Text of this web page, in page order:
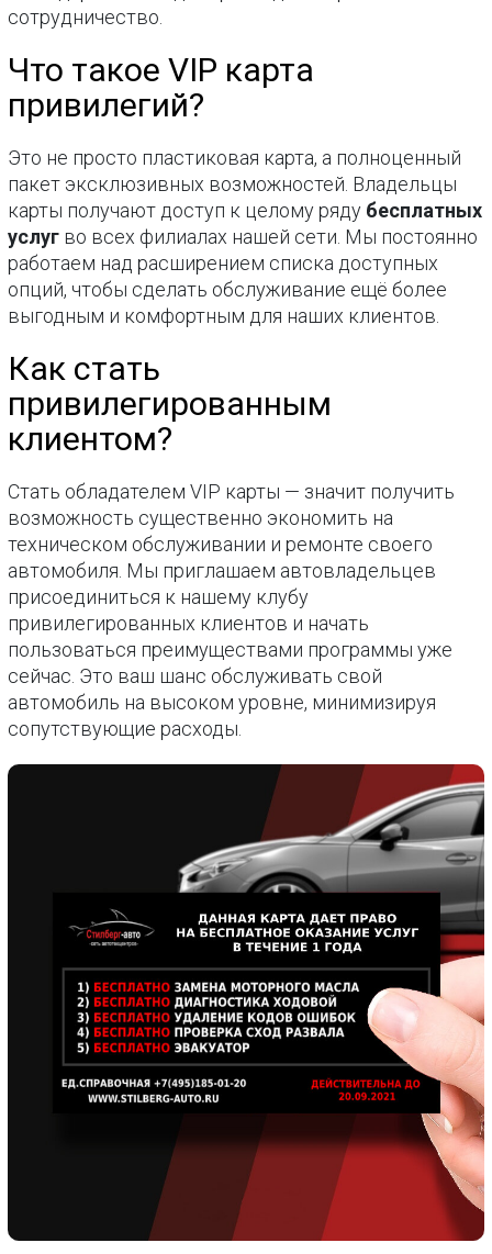
сотрудничество.
Что такое VIP карта
привилегий?
Это не просто пластиковая карта, а полноценный
пакет эксклюзивных возможностей. Владельцы
карты получают доступ к целому ряду бесплатных
услуг во всех филиалах нашей сети. Мы постоянно
работаем над расширением списка доступных
опций, чтобы сделать обслуживание ещё более
выгодным и комфортным для наших клиентов.
Как стать
привилегированным
клиентом?
Стать обладателем VIP карты — значит получить
возможность существенно экономить на
техническом обслуживании и ремонте своего
автомобиля. Мы приглашаем автовладельцев
присоединиться к нашему клубу
привилегированных клиентов и начать
пользоваться преимуществами программы уже
сейчас. Это ваш шанс обслуживать свой
автомобиль на высоком уровне, минимизируя
сопутствующие расходы.